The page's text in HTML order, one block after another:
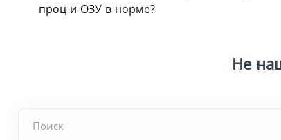
проц и ОЗУ в норме?
Не